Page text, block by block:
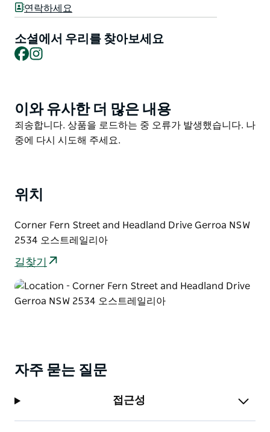
Kingsford Smith 경의 유명한 항공기 모양을 하고 있으
1933년 1월 11일 태즈만 해를 건너 뉴질랜드까지 그의 역
사적이고 기록적인 비행을 기념합니다.
선택되었습니다.
연락하세요
소셜에서 우리를 찾아보세요
Facebook
Product
List
이와 유사한 더 많은 내용
Product
List
죄송합니다. 상품을 로드하는 중 오류가 발생했습니다. 나
중에 다시 시도해 주세요.
위치
Corner Fern Street and Headland Drive Gerroa NSW
2534 오스트레일리아
길찾기
자주 묻는 질문
접근성